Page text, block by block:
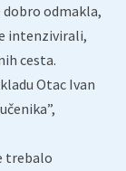
odmakla,
intenzivirali,
cesta.
Otac Ivan
trebalo